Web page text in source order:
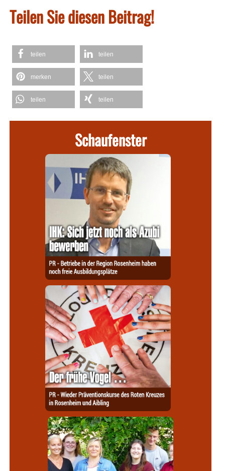
Teilen Sie diesen Beitrag!
teilen teilen
merken teilen
teilen teilen
Schaufenster